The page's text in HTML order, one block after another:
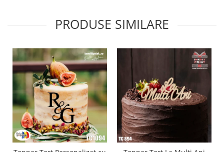
PRODUSE SIMILARE